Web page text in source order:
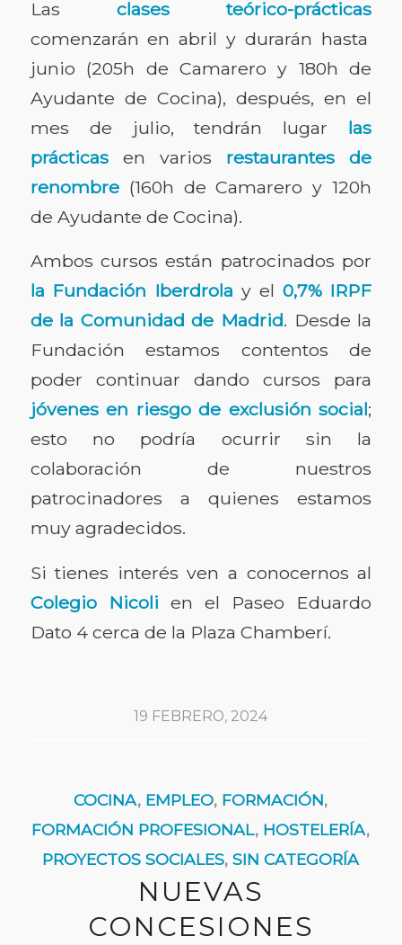
Las clases teórico-prácticas
comenzarán en abril y durarán hasta
junio (205h de Camarero y 180h de
Ayudante de Cocina), después, en el
mes de julio, tendrán lugar las
prácticasen varios restaurantes de
renombre(160h de Camarero y 120h
de Ayudante de Cocina).
Ambos cursos están patrocinados por
la Fundación Iberdrola y el 0,7% IRPF
de la Comunidad de Madrid. Desde la
Fundación estamos contentos de
poder continuar dando cursos para
jóvenes en riesgo de exclusión social;
esto no podría ocurrir sin la
colaboración de nuestros
patrocinadores a quienes estamos
muy agradecidos.
Si tienes interés ven a conocernos al
Colegio Nicoli en el Paseo Eduardo
Dato 4 cerca de la Plaza Chamberí.
19 FEBRERO, 2024
COCINA, EMPLEO, FORMACIÓN,
FORMACIÓN PROFESIONAL, HOSTELERÍA,
PROYECTOS SOCIALES,SIN CATEGORÍA
NUEVAS
CONCESIONES